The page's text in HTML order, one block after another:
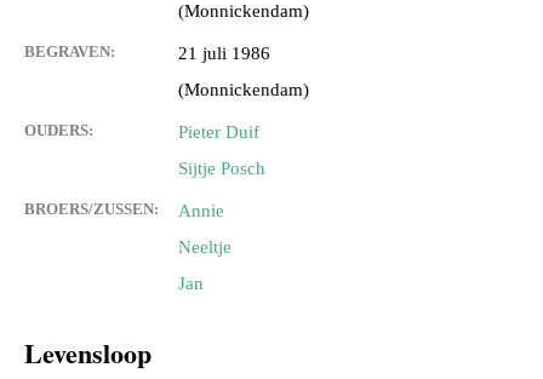
(Monnickendam)
BEGRAVEN:
21 juli 1986
(Monnickendam)
OUDERS:
Pieter Duif
Sijtje Posch
BROERS/ZUSSEN:
Annie
Neeltje
Jan
Levensloop